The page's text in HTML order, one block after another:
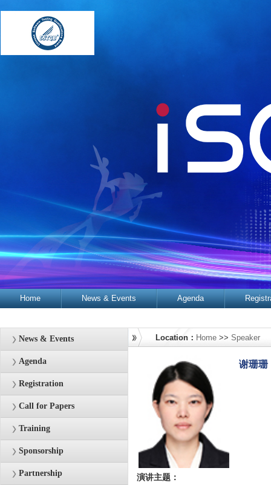
Home News & Events Agenda
News & Events
Agenda
Registration
Call for Papers
Training
Sponsorship
Partnership
Location： Home >> Speaker
谢珊珊
演讲主题：